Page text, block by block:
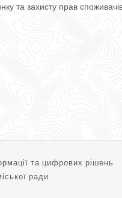
та захисту прав
та цифрових рішень
ради